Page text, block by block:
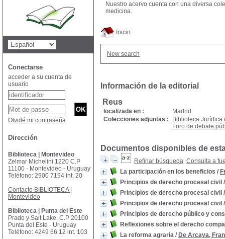
Inicio
New search
Información de la editorial
Reus
localizada en :
Madrid
Colecciones adjuntas :
Biblioteca Jurídica
Foro de debate
Documentos disponibles de
Refinar búsqueda Consulta a
La participación en los beneficios /
Principios de derecho procesal civil
Principios de derecho procesal civil
Principios de derecho procesal civil
Principios de derecho público y
Reflexiones sobre el derecho
La reforma agraria / De Arcaya,
Nuestro acervo cuenta con una diversa
medicina.
Conectarse
acceder a su cuenta de
usuario
Olvidé mi contraseña
Dirección
Biblioteca | Montevideo
Zelmar Michelini 1220 C.P
11100 - Montevideo - Uruguay
Teléfono: 2900 7194 int. 20
Contacto BIBLIOTECA |
Montevideo
Biblioteca | Punta del Este
Prado y Salt Lake, C.P 20100
Punta del Este - Uruguay
Teléfono: 4249 66 12 int. 103